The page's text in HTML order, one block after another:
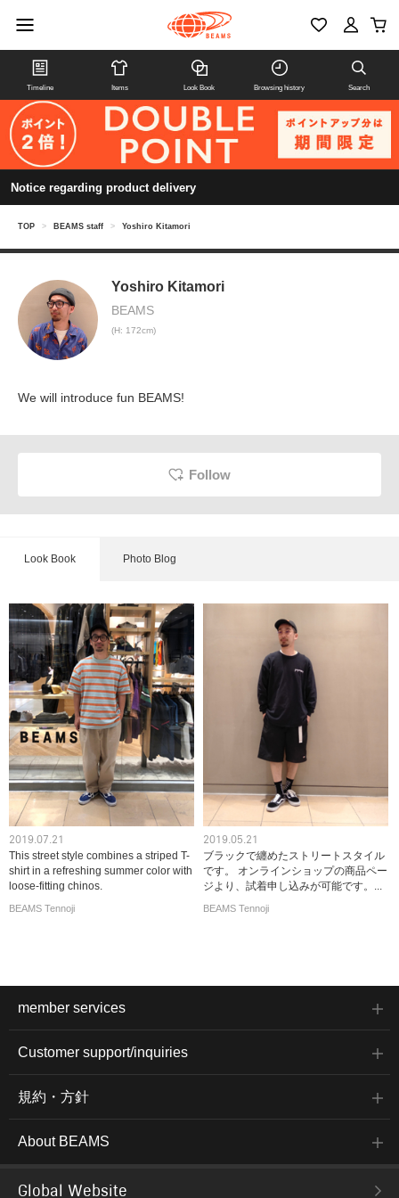
Timeline Items Look Book Browsing history Search
Notice regarding product delivery
TOP > BEAMS staff > Yoshiro Kitamori
Yoshiro Kitamori
BEAMS
(H: 172cm)
We will introduce fun BEAMS!
Follow
Look Book Photo Blog
2019.07.21
This street style combines a striped T-
shirt in a refreshing summer color with
loose-fitting chinos.
BEAMS Tennoji
2019.05.21
ブラックで纏めたストリートスタイル
です。 オンラインショップの商品ペー
ジより、試着申し込みが可能です。...
BEAMS Tennoji
member services
Customer support/inquiries
規約・方針
About BEAMS
Global Website